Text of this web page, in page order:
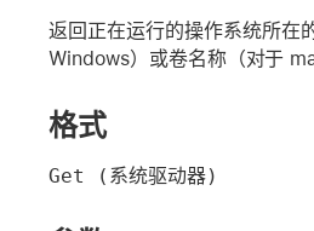
返回正在运行的操作系统所在
Windows）或卷名称（对于
格式
Get (系统驱动器)